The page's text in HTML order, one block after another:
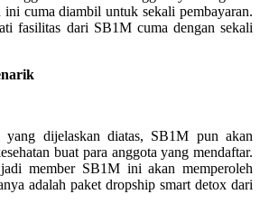
ini cuma diambil untuk sekali pembayaran.
fasilitas dari SB1M cuma dengan sekali
yang dijelaskan diatas, SB1M pun akan
buat para anggota yang mendaftar.
member SB1M ini akan memperoleh
adalah paket dropship smart detox dari